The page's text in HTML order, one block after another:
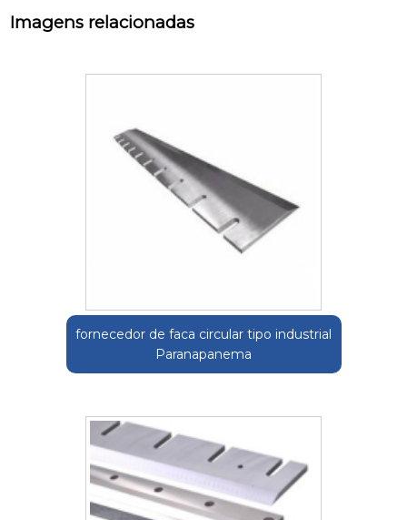
Imagens relacionadas
fornecedor de faca circular tipo industrial
Paranapanema